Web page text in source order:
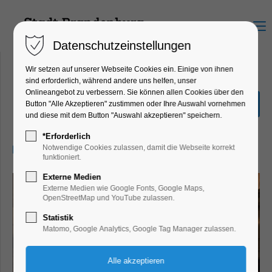
Menu
Große Komponisten
Konzert, Musik
10.08.2025, 19:30–21:00
Datenschutzeinstellungen
Wir setzen auf unserer Webseite Cookies ein. Einige von ihnen
sind erforderlich, während andere uns helfen, unser
Onlineangebot zu verbessern. Sie können allen Cookies über den
Button "Alle Akzeptieren" zustimmen oder Ihre Auswahl vornehmen
und diese mit dem Button "Auswahl akzeptieren" speichern.
*Erforderlich
Notwendige Cookies zulassen, damit die Webseite korrekt
funktioniert.
Externe Medien
Externe Medien wie Google Fonts, Google Maps,
OpenStreetMap und YouTube zulassen.
Statistik
Matomo, Google Analytics, Google Tag Manager zulassen.